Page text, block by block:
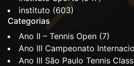
instituto (603)
Categorias
Ano II – Tennis Open (7)
Ano III Campeonato
Ano III São Paulo Tennis